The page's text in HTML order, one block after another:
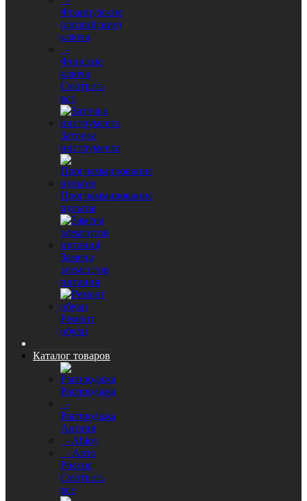
Французские
(английские)
ключи
-
Финские
ключи
Смотреть
все
Заточка
инструмента
Программирование
пультов
Замена
элементов
питания
Ремонт
обуви
Каталог товаров
Распродажа
-
Распродажа
Англия
- Abloy
- Авто
Россия
Смотреть
все